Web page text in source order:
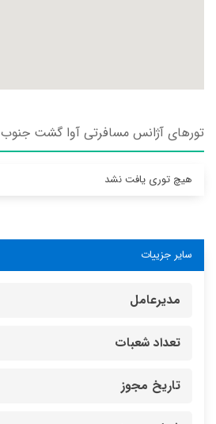
تورهای آژانس مسافرتی آوا گشت جنوب
هیچ توری یافت نشد
سایر جزییات
مدیرعامل
تعداد شعبات
تاریخ مجوز